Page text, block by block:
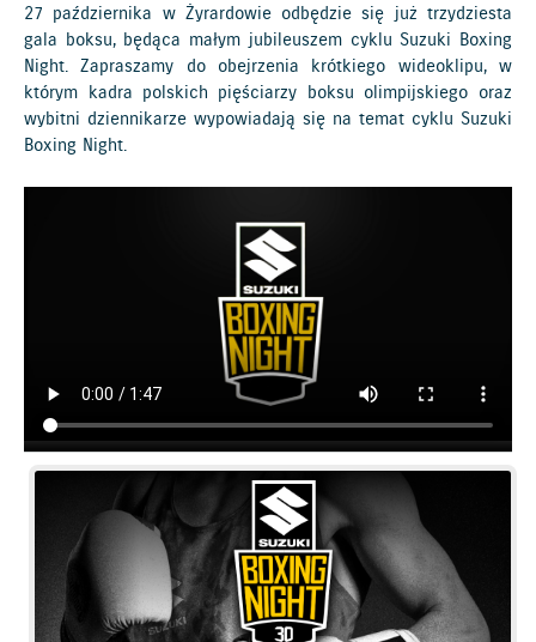
27 października w Żyrardowie odbędzie się już trzydziesta
gala boksu, będąca małym jubileuszem cyklu Suzuki Boxing
Night. Zapraszamy do obejrzenia krótkiego wideoklipu, w
którym kadra polskich pięściarzy boksu olimpijskiego oraz
wybitni dziennikarze wypowiadają się na temat cyklu Suzuki
Boxing Night.